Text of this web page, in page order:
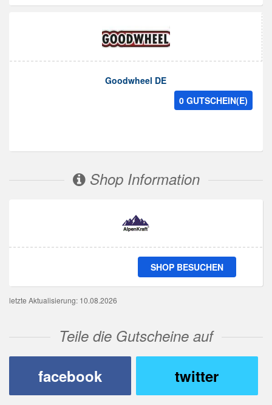
Goodwheel DE
0 GUTSCHEIN(E)
Shop Information
SHOP BESUCHEN
letzte Aktualisierung: 10.08.2026
Teile die Gutscheine auf
facebook
twitter